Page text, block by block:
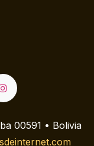
00591 • Bolivia